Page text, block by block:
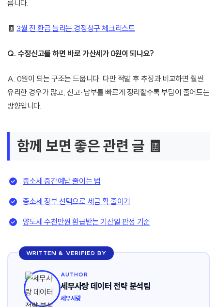
릅니다.
🧾3월 전 환급 늘리는 경정청구 체크리스트
Q. 수정신고를 하면 바로 가산세가 0원이 되나요?
A. 0원이 되는 구조는 드뭅니다. 다만 적발 후 추징과 비교하면 훨씬
유리한 경우가 많고, 신고·납부를 빠르게 정리할수록 부담이 줄어드는
방향입니다.
함께 보면 좋은 관련 글 🧾
종소세 중간예납 줄이는 법
종소세 장부 선택으로 세금 확 줄이기
양도세 수천만원 환급받는 기산일 판정 기준
WRITTEN & VERIFIED BY
AUTHOR
세무사랑 데이터 전략 분석팀
세무사랑